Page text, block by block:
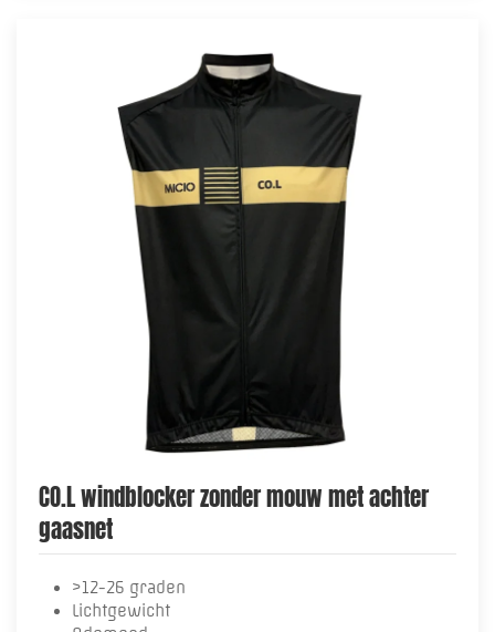
CO.L windblocker zonder mouw met achter
gaasnet
>12-26 graden
Lichtgewicht